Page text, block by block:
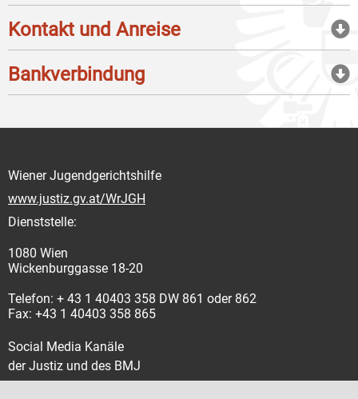
Kontakt und Anreise
Bankverbindung
Wiener Jugendgerichtshilfe
www.justiz.gv.at/WrJGH
Dienststelle:
1080 Wien
Wickenburggasse 18-20
Telefon: + 43 1 40403 358 DW 861 oder 862
Fax: +43 1 40403 358 865
Social Media Kanäle
der Justiz und des BMJ